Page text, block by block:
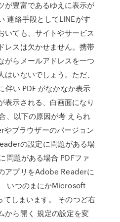
が豊富であるゆえに表示が
連絡手段としてLINEがす
いても、サイトやサービス
レスは欠かせません。携帯
がらメールアドレスを一つ
いないでしょう。ただ、
伴い PDF がなかなか表示
表示される、白画面になり
、以下の原因が考 えられ
ブラウザーのバージョン
の設定に問題がある場
問題がある場合 PDFファ
アプリをAdobe Readerに
いつのまにかMicrosoft
しまいます。 そのつど右
から開く 規定の設定を変